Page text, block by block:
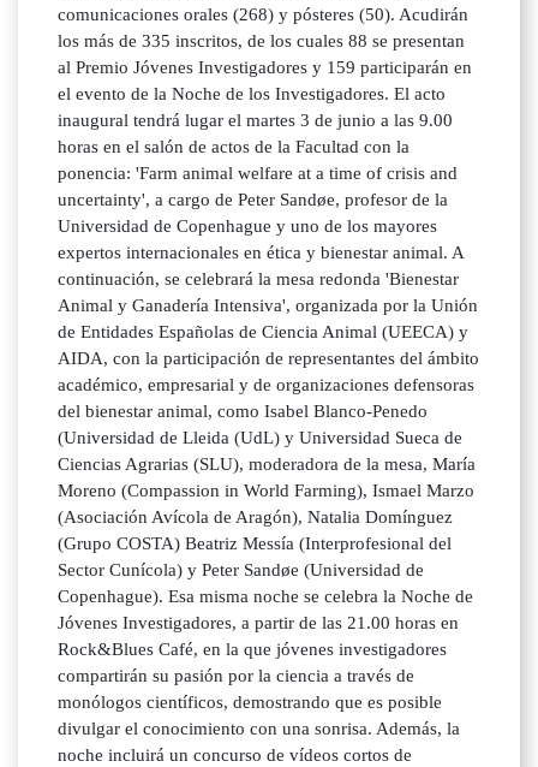
comunicaciones orales (268) y pósteres (50). Acudirán
los más de 335 inscritos, de los cuales 88 se presentan
al Premio Jóvenes Investigadores y 159 participarán en
el evento de la Noche de los Investigadores. El acto
inaugural tendrá lugar el martes 3 de junio a las 9.00
horas en el salón de actos de la Facultad con la
ponencia: 'Farm animal welfare at a time of crisis and
uncertainty', a cargo de Peter Sandøe, profesor de la
Universidad de Copenhague y uno de los mayores
expertos internacionales en ética y bienestar animal. A
continuación, se celebrará la mesa redonda 'Bienestar
Animal y Ganadería Intensiva', organizada por la Unión
de Entidades Españolas de Ciencia Animal (UEECA) y
AIDA, con la participación de representantes del ámbito
académico, empresarial y de organizaciones defensoras
del bienestar animal, como Isabel Blanco-Penedo
(Universidad de Lleida (UdL) y Universidad Sueca de
Ciencias Agrarias (SLU), moderadora de la mesa, María
Moreno (Compassion in World Farming), Ismael Marzo
(Asociación Avícola de Aragón), Natalia Domínguez
(Grupo COSTA) Beatriz Messía (Interprofesional del
Sector Cunícola) y Peter Sandøe (Universidad de
Copenhague). Esa misma noche se celebra la Noche de
Jóvenes Investigadores, a partir de las 21.00 horas en
Rock&Blues Café, en la que jóvenes investigadores
compartirán su pasión por la ciencia a través de
monólogos científicos, demostrando que es posible
divulgar el conocimiento con una sonrisa. Además, la
noche incluirá un concurso de vídeos cortos de